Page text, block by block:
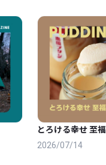
とろける幸せ 至
2026/07/14